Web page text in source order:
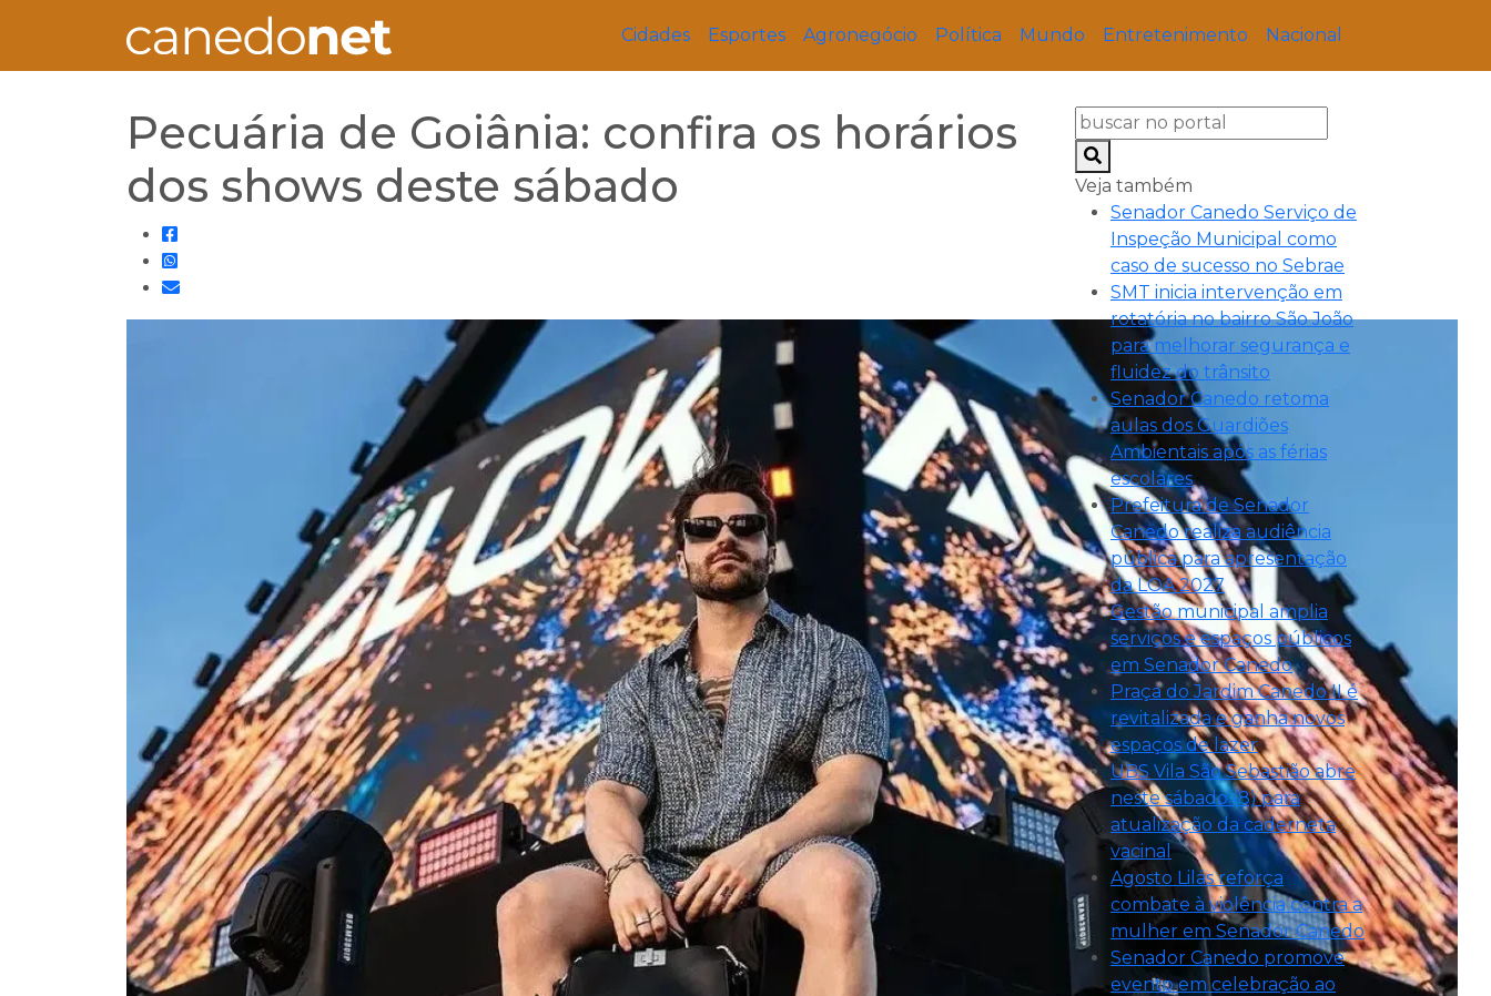
Cidades Esportes Agronegócio Política Mundo Entretenimento Nacional
Pecuária de Goiânia: confira os horários
dos shows deste sábado
Veja também
Senador Canedo Serviço de
Inspeção Municipal como
caso de sucesso no Sebrae
SMT inicia intervenção em
rotatória no bairro São João
para melhorar segurança e
fluidez do trânsito
Senador Canedo retoma
aulas dos Guardiões
Ambientais após as férias
escolares
Prefeitura de Senador
Canedo realiza audiência
pública para apresentação
da LOA 2027
Gestão municipal amplia
serviços e espaços públicos
em Senador Canedo
Praça do Jardim Canedo II é
revitalizada e ganha novos
espaços de lazer
UBS Vila São Sebastião abre
neste sábado (8) para
atualização da caderneta
vacinal
Agosto Lilás reforça
combate à violência contra a
mulher em Senador Canedo
Senador Canedo promove
evento em celebração ao